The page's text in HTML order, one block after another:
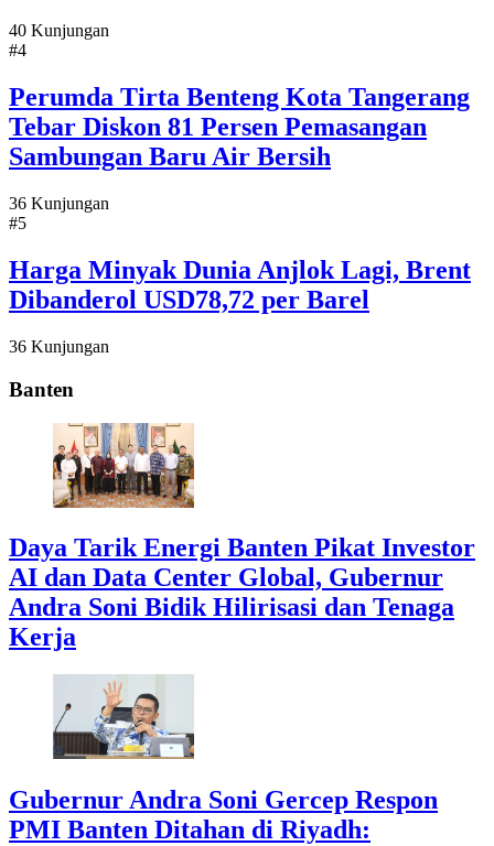
40 Kunjungan
#4
Perumda Tirta Benteng Kota Tangerang
Tebar Diskon 81 Persen Pemasangan
Sambungan Baru Air Bersih
36 Kunjungan
#5
Harga Minyak Dunia Anjlok Lagi, Brent
Dibanderol USD78,72 per Barel
36 Kunjungan
Banten
Daya Tarik Energi Banten Pikat Investor
AI dan Data Center Global, Gubernur
Andra Soni Bidik Hilirisasi dan Tenaga
Kerja
Gubernur Andra Soni Gercep Respon
PMI Banten Ditahan di Riyadh: